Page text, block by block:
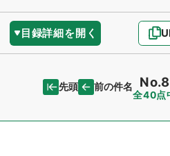
目録詳細を開く
先頭 前の件名 No.8
全40点